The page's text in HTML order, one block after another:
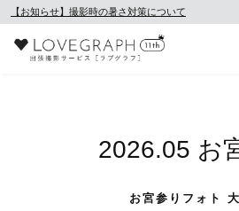
【お知らせ】撮影時の暑さ対策について
2026.05 お
お宮参りフォト